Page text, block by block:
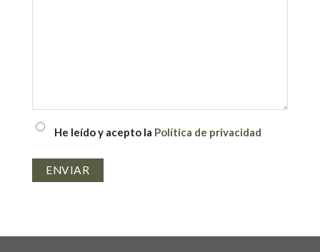
PRIVACIDAD
He leído y acepto la Política de privacidad